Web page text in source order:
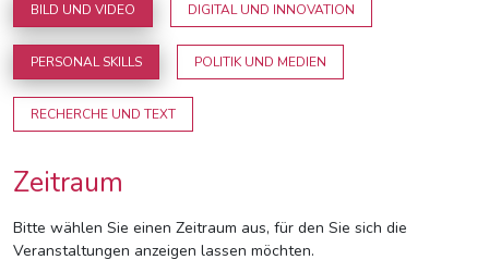
BILD UND VIDEO DIGITAL UND INNOVATION
PERSONAL SKILLS POLITIK UND MEDIEN
RECHERCHE UND TEXT
Zeitraum
Bitte wählen Sie einen Zeitraum aus, für den Sie sich die
Veranstaltungen anzeigen lassen möchten.